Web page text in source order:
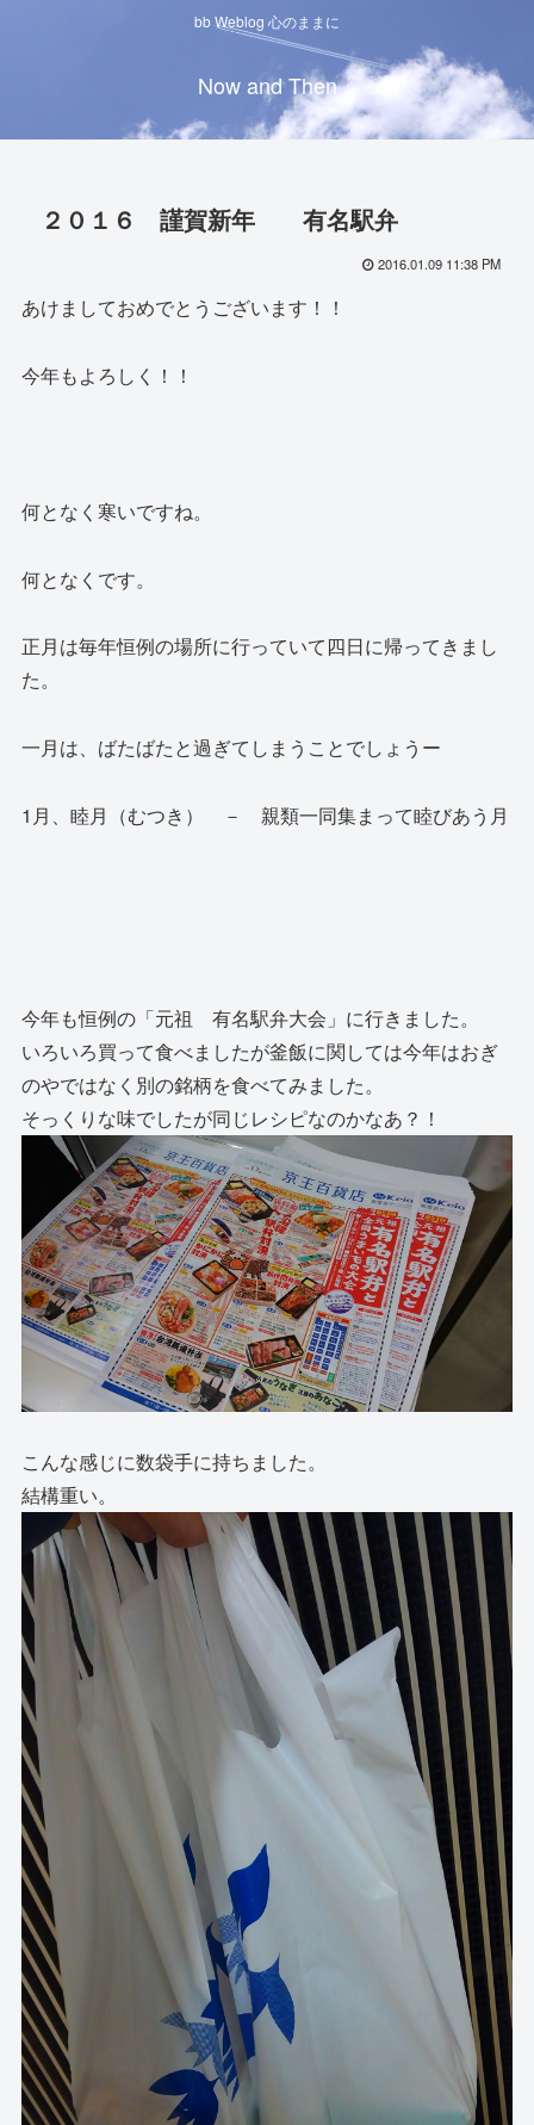
bb Weblog 心のままに
Now and Then
２０１６ 謹賀新年 有名駅弁
2016.01.09 11:38 PM
あけましておめでとうございます！！
今年もよろしく！！
何となく寒いですね。
何となくです。
正月は毎年恒例の場所に行っていて四日に帰ってきまし
た。
一月は、ばたばたと過ぎてしまうことでしょうー
1月、睦月（むつき） － 親類一同集まって睦びあう月
今年も恒例の「元祖 有名駅弁大会」に行きました。
いろいろ買って食べましたが釜飯に関しては今年はおぎ
のやではなく別の銘柄を食べてみました。
そっくりな味でしたが同じレシピなのかなあ？！
こんな感じに数袋手に持ちました。
結構重い。